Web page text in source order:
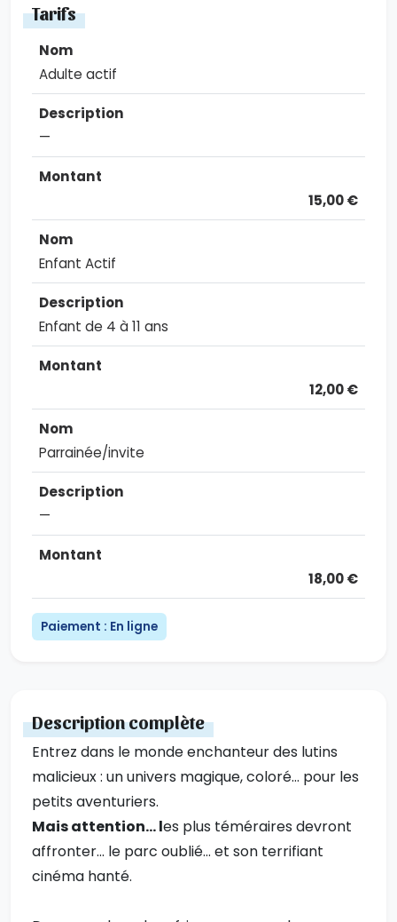
Tarifs
Adulte actif
—
15,00 €
Enfant Actif
Enfant de 4 à 11 ans
12,00 €
Parrainée/invite
—
18,00 €
Paiement : En ligne
Description complète
Entrez dans le monde enchanteur des lutins
malicieux : un univers magique, coloré… pour les
petits aventuriers.
Mais attention… les plus téméraires devront
affronter... le parc oublié... et son terrifiant
cinéma hanté.